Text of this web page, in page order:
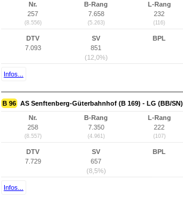
Nr.
257
(8.556)
B-Rang
7.658
(5.263)
L-Rang
232
(116)
DTV
7.093
SV
851
(12,0%)
BPL
Infos...
B 96 AS Senftenberg-Güterbahnhof (B 169) - LG (BB/SN)
Nr.
258
(8.557)
B-Rang
7.350
(4.961)
L-Rang
222
(107)
DTV
7.729
SV
657
(8,5%)
BPL
Infos...